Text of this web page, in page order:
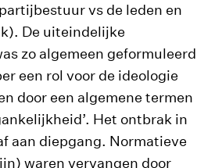
vs de leden en
De uiteindelijke
zo algemeen geformuleerd
een rol voor de ideologie
door een algemene termen
Het ontbrak in
aan diepgang. Normatieve
waren vervangen door